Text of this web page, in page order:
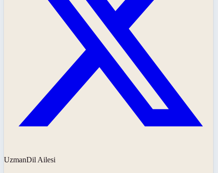
UzmanDil Ailesi